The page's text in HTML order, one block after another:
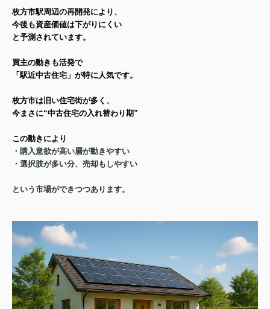
枚方市駅周辺の再開発により、
今後も資産価値は下がりにくい
と予測されています。
買主の動きも活発で
「駅近中古住宅」が特に人気です。
枚方市は旧い住宅街が多く、
今まさに“中古住宅の入れ替わり期”
この動きにより
・購入意欲が高い層が動きやすい
・選択肢が多い分、売却もしやすい
という市場ができつつあります。